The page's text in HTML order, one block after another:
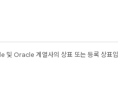
및 Oracle 계열사의 상표 또는 등록 상표입